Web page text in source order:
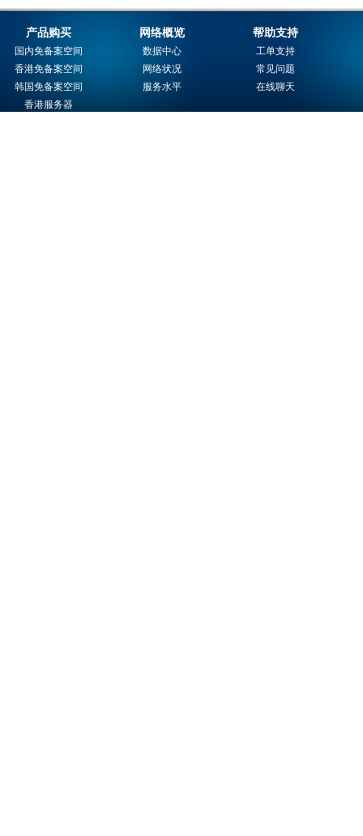
产品购买
国内免备案空间
香港免备案空间
韩国免备案空间
香港服务器
网络概览
数据中心
网络状况
服务水平
帮助支持
工单支持
常见问题
在线聊天